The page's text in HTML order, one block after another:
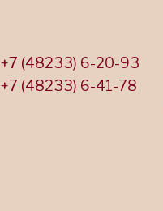
+7 (48233) 6-20-93
+7 (48233) 6-41-78